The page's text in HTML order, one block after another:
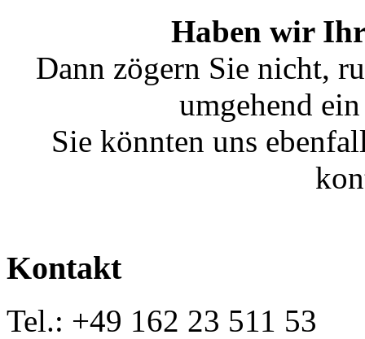
Haben wir Ihr
Dann zögern Sie nicht,
umgehend
Sie könnten uns
Kontakt
Tel.: +49 162 23 511 53